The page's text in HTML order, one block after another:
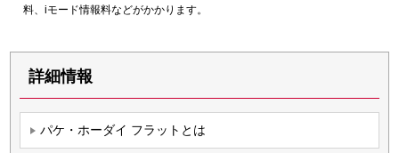
料、iモード情報料などがかかります。
詳細情報
パケ・ホーダイ フラットとは